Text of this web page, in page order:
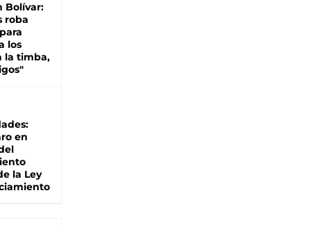
Bolívar:
roba
los
la timba,
en
la Ley